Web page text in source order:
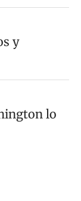
y
lo